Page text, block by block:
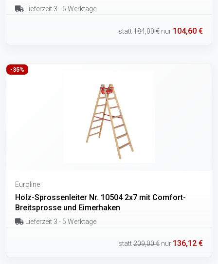
Lieferzeit 3 - 5 Werktage
statt184,00 € nur 104,60 €
-35%
Euroline
Holz-Sprossenleiter Nr. 10504 2x7 mit Comfort-
Breitsprosse und Eimerhaken
Lieferzeit 3 - 5 Werktage
statt209,00 € nur 136,12 €